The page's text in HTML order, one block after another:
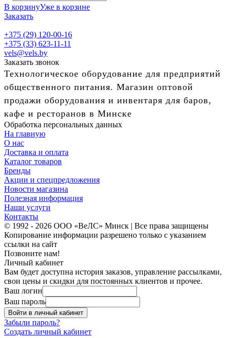
В корзинуУже в корзине
Заказать
+375 (29) 120-00-16
+375 (33) 623-11-11
vels@vels.by
Заказать звонок
Технологическое оборудование для предприятий
общественного питания. Магазин оптовой
продажи оборудования и инвентаря для баров,
кафе и ресторанов в Минске
Обработка персональных данных
На главную
О нас
Доставка и оплата
Каталог товаров
Бренды
Акции и спецпредложения
Новости магазина
Полезная информация
Наши услуги
Контакты
© 1992 - 2026 ООО «ВеЛС» Минск | Все права защищены
Копирование информации разрешено только с указанием
ссылки на сайт
Позвоните нам!
Личный кабинет
Вам будет доступна история заказов, управление рассылками,
свои цены и скидки для постоянных клиентов и прочее.
Ваш логин
Ваш пароль
Войти в личный кабинет
Забыли пароль?
Создать личный кабинет